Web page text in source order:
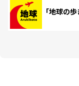
「地球の